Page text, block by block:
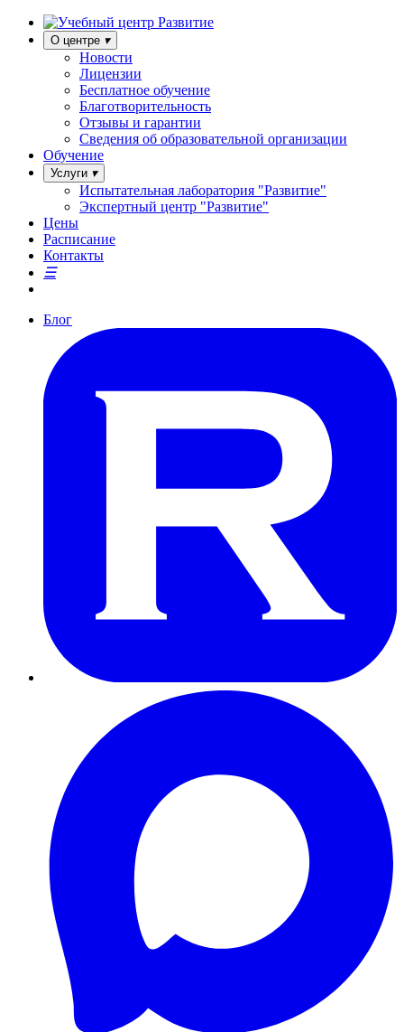
О центре
Новости
Лицензии
Бесплатное обучение
Благотворительность
Отзывы и гарантии
Сведения об образовательной организации
Обучение
Услуги
Испытательная лаборатория "Развитие"
Экспертный центр "Развитие"
Цены
Расписание
Контакты
Блог